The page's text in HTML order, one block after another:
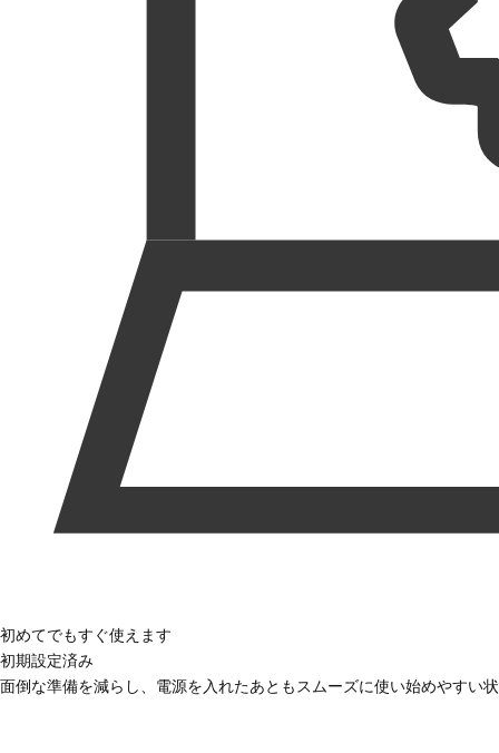
初めてでもすぐ使えます
初期設定済み
面倒な準備を減らし、電源を入れたあともスムーズに使い始めやすい